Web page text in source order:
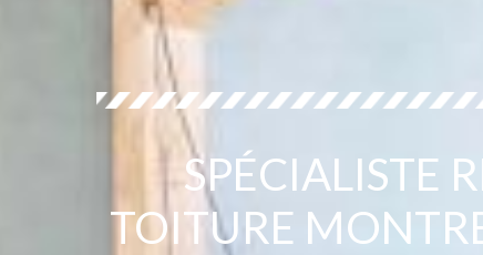
SPÉCIALISTE
TOITURE